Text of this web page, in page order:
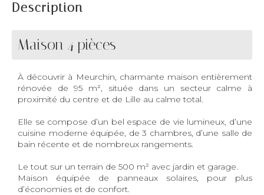
Description
Maison 4 pièces
À découvrir à Meurchin, charmante maison entièrement
rénovée de 95 m², située dans un secteur calme à
proximité du centre et de Lille au calme total.
Elle se compose d’un bel espace de vie lumineux, d’une
cuisine moderne équipée, de 3 chambres, d’une salle de
bain récente et de nombreux rangements.
Le tout sur un terrain de 500 m² avec jardin et garage.
Maison équipée de panneaux solaires, pour plus
d’économies et de confort.